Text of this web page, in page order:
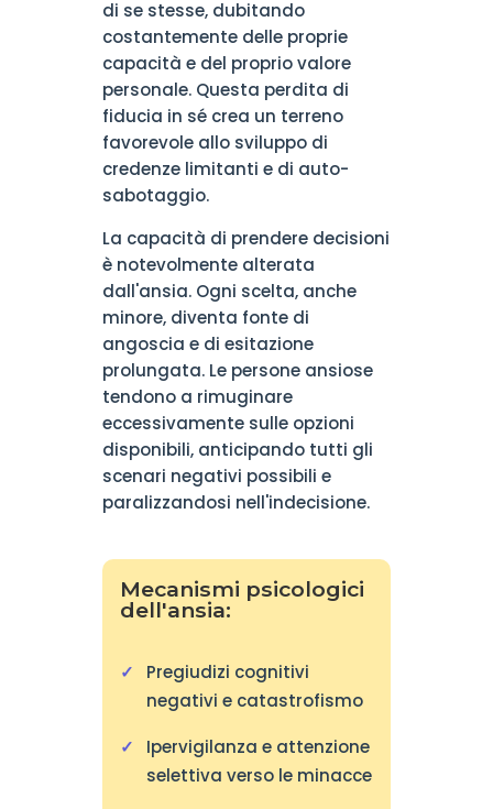
di se stesse, dubitando
costantemente delle proprie
capacità e del proprio valore
personale. Questa perdita di
fiducia in sé crea un terreno
favorevole allo sviluppo di
credenze limitanti e di auto-
sabotaggio.
La capacità di prendere decisioni
è notevolmente alterata
dall'ansia. Ogni scelta, anche
minore, diventa fonte di
angoscia e di esitazione
prolungata. Le persone ansiose
tendono a rimuginare
eccessivamente sulle opzioni
disponibili, anticipando tutti gli
scenari negativi possibili e
paralizzandosi nell'indecisione.
Mecanismi psicologici
dell'ansia:
Pregiudizi cognitivi
negativi e catastrofismo
Ipervigilanza e attenzione
selettiva verso le minacce